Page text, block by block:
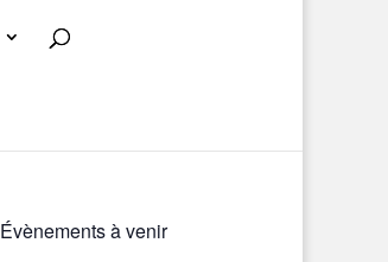
Évènements à venir